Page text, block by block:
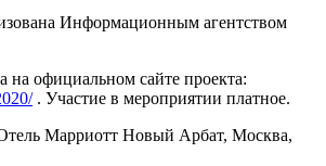
Информационным агентством
на официальном сайте проекта:
. Участие в мероприятии платное.
Марриотт Новый Арбат, Москва,